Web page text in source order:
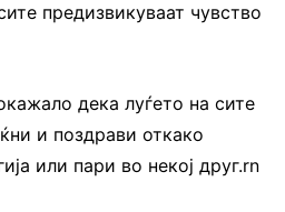
предизвикуваат чувство
дека луѓето на сите
и поздрави откако
или пари во некој друг.rn